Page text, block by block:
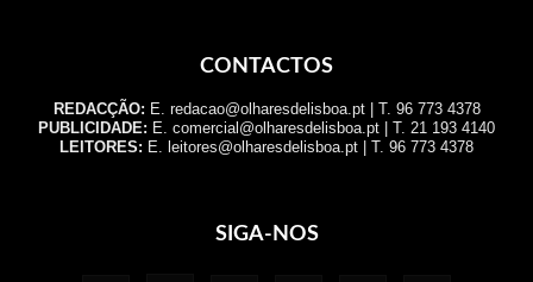
CONTACTOS
REDACÇÃO: E. redacao@olharesdelisboa.pt | T. 96 773 4378
PUBLICIDADE: E. comercial@olharesdelisboa.pt | T. 21 193 4140
LEITORES: E. leitores@olharesdelisboa.pt | T. 96 773 4378
SIGA-NOS